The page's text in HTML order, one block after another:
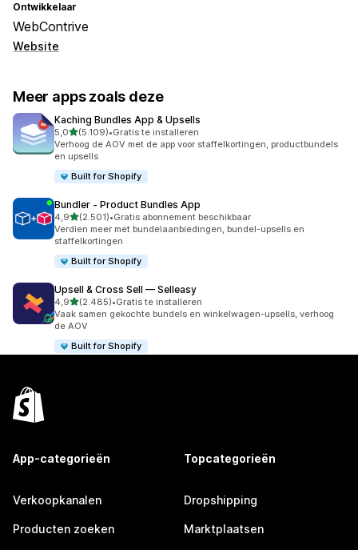
Ontwikkelaar
WebContrive
Website
Meer apps zoals deze
Kaching Bundles App & Upsells
5,0van 5 sterren
(5.109)
5109 recensies in totaal
•Gratis te installeren
Verhoog de AOV met de app voor staffelkortingen, productbundels
en upsells
Built for Shopify
Bundler ‑ Product Bundles App
4,9van 5 sterren
(2.501)
2501 recensies in totaal
•Gratis abonnement beschikbaar
Verdien meer met bundelaanbiedingen, bundel-upsells en
staffelkortingen
Built for Shopify
Upsell & Cross Sell — Selleasy
4,9van 5 sterren
(2.485)
2485 recensies in totaal
•Gratis te installeren
Vaak samen gekochte bundels en winkelwagen-upsells, verhoog
de AOV
Built for Shopify
App-categorieën
Verkoopkanalen
Producten zoeken
Topcategorieën
Dropshipping
Marktplaatsen